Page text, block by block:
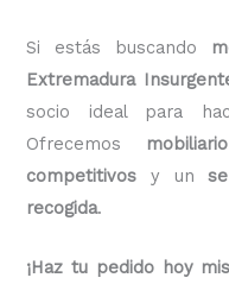
Si estás buscando
Extremadura
socio ideal para
Ofrecemos
competitivos y un
recogida.
¡Haz tu pedido hoy